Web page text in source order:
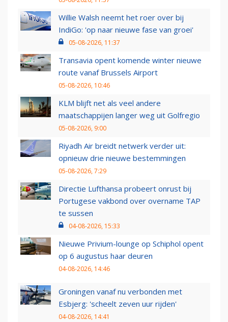
Willie Walsh neemt het roer over bij
IndiGo: 'op naar nieuwe fase van groei'
05-08-2026, 11:37
Transavia opent komende winter nieuwe
route vanaf Brussels Airport
05-08-2026, 10:46
KLM blijft net als veel andere
maatschappijen langer weg uit Golfregio
05-08-2026, 9:00
Riyadh Air breidt netwerk verder uit:
opnieuw drie nieuwe bestemmingen
05-08-2026, 7:29
Directie Lufthansa probeert onrust bij
Portugese vakbond over overname TAP
te sussen
04-08-2026, 15:33
Nieuwe Privium-lounge op Schiphol opent
op 6 augustus haar deuren
04-08-2026, 14:46
Groningen vanaf nu verbonden met
Esbjerg: 'scheelt zeven uur rijden'
04-08-2026, 14:41